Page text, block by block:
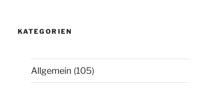
KATEGORIEN
Allgemein (105)